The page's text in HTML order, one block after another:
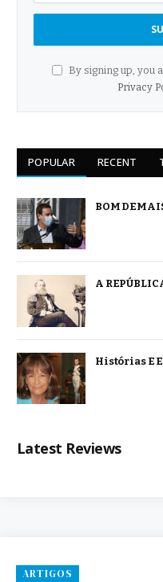
By signing up, you
Privacy
POPULAR RECENT
BOM
A
Histórias E
Latest Reviews
ARTIGOS